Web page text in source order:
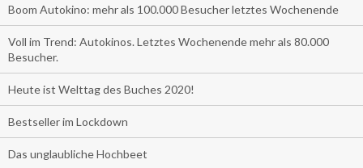
Boom Autokino: mehr als 100.000 Besucher letztes Wochenende
Voll im Trend: Autokinos. Letztes Wochenende mehr als 80.000
Besucher.
Heute ist Welttag des Buches 2020!
Bestseller im Lockdown
Das unglaubliche Hochbeet